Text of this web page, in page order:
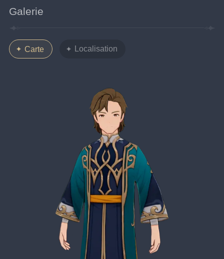
Galerie
Carte Localisation